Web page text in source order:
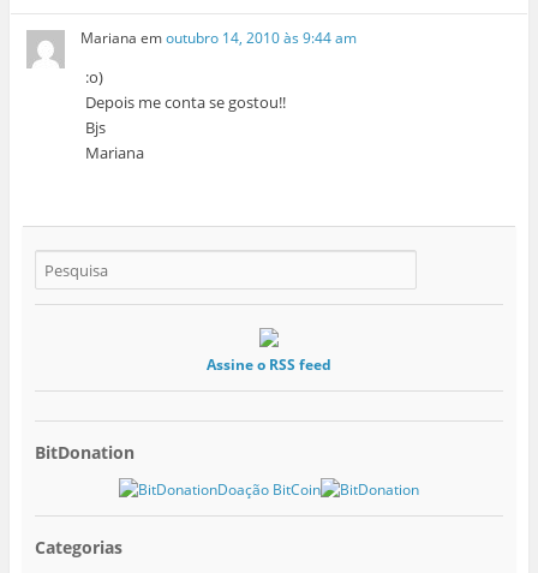
Mariana emoutubro 14, 2010 às 9:44 am
:o)
Depois me conta se gostou!!
Bjs
Mariana
Assine o RSS feed
BitDonation
Doação BitCoin
Categorias